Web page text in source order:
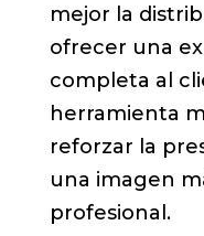
mejor la
ofrecer una
completa al
herramienta
reforzar la
una imagen
profesional.